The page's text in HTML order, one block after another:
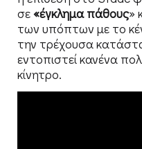
σε«έγκλημα πάθους»
των υπόπτων με το
την τρέχουσα
εντοπιστεί κανένα
κίνητρο.